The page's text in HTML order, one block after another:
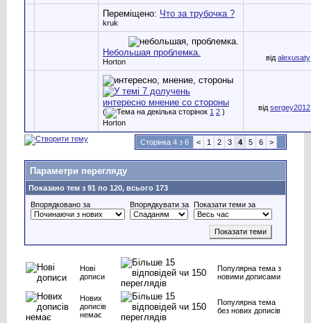
Переміщено: Что за трубочка ?
kruk
Небольшая проблемка.
Horton від alexusaty
интересно мнение со стороны
( 1 2 )
Horton
від sergey2012
Сторінка 4 з 6 < 1 2 3 4 5 6 >
Параметри перегляду
Показано тем з 91 по 120, всього 173
Впорядковано за
Впорядкувати за Показати теми за
Нові
дописи
Популярна тема з
новими дописами
Нових
дописів
немає
Популярна тема
без нових дописів